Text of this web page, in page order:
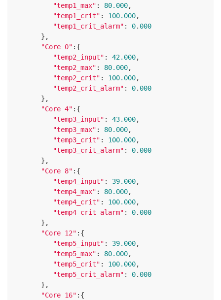
"temp1_max" : 80.000,
"temp1_crit" : 100.000,
"temp1_crit_alarm" : 0. 000
"Core 0" :{
"temp2_input" : 42.000,
"temp2_max" : 80.000,
"temp2_crit" : 100.000,
"temp2_crit_alarm" : 0. 000
"Core 4" :{
"temp3_input" : 43.000,
"temp3_max" : 80.000,
"temp3_crit" : 100.000,
"temp3_crit_alarm" : 0. 000
"Core 8" :{
"temp4_input" : 39.000,
"temp4_max" : 80.000,
"temp4_crit" : 100.000,
"temp4_crit_alarm" : 0. 000
"Core 12" :{
"temp5_input" : 39.000,
"temp5_max" : 80.000,
"temp5_crit" : 100.000,
"temp5_crit_alarm" : 0. 000
"Core 16" :{